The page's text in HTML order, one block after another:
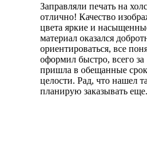
Заправляли печать на
отлично! Качество
цвета яркие и
материал оказался
ориентироваться, все
оформил быстро, всего
пришла в обещанные
целости. Рад, что нашел
планирую заказывать еще.